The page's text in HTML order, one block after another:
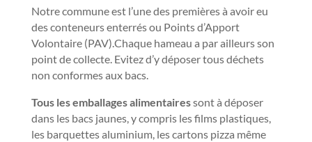
Notre commune est l’une des premières à avoir eu
des conteneurs enterrés ou Points d’Apport
Volontaire (PAV).Chaque hameau a par ailleurs son
point de collecte. Evitez d’y déposer tous déchets
non conformes aux bacs.
Tous les emballages alimentairessont à déposer
dans les bacs jaunes, y compris les films plastiques,
les barquettes aluminium, les cartons pizza même